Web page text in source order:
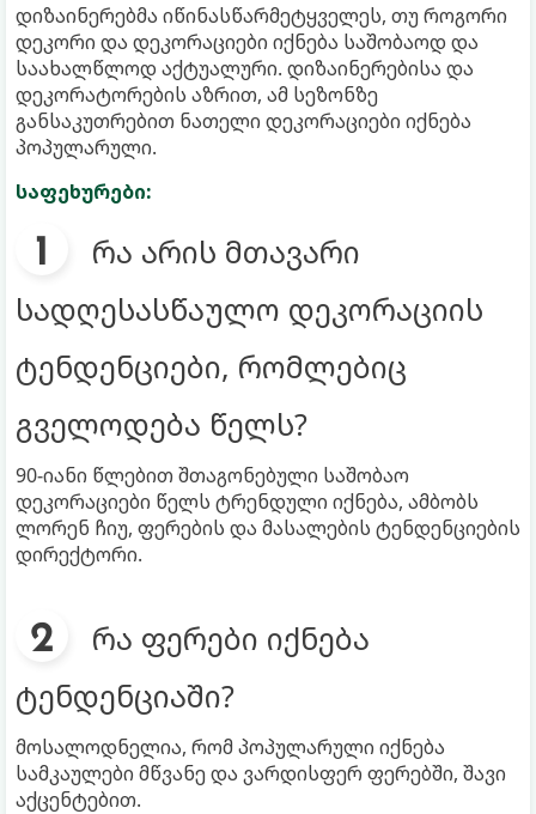
დიზაინერებმა იწინასწარმეტყველეს, თუ როგორი
დეკორი და დეკორაციები იქნება საშობაოდ და
საახალწლოდ აქტუალური. დიზაინერებისა და
დეკორატორების აზრით, ამ სეზონზე
განსაკუთრებით ნათელი დეკორაციები იქნება
პოპულარული.
საფეხურები:
რა არის მთავარი
სადღესასწაულო დეკორაციის
ტენდენციები, რომლებიც
გველოდება წელს?
90-იანი წლებით შთაგონებული საშობაო
დეკორაციები წელს ტრენდული იქნება, ამბობს
ლორენ ჩიუ, ფერების და მასალების ტენდენციების
დირექტორი.
რა ფერები იქნება
ტენდენციაში?
მოსალოდნელია, რომ პოპულარული იქნება
სამკაულები მწვანე და ვარდისფერ ფერებში, შავი
აქცენტებით.